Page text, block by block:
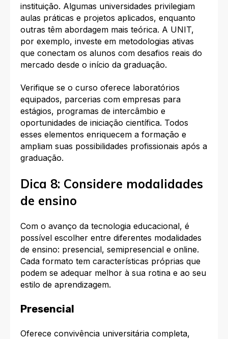
instituição. Algumas universidades privilegiam
aulas práticas e projetos aplicados, enquanto
outras têm abordagem mais teórica. A UNIT,
por exemplo, investe em metodologias ativas
que conectam os alunos com desafios reais do
mercado desde o início da graduação.
Verifique se o curso oferece laboratórios
equipados, parcerias com empresas para
estágios, programas de intercâmbio e
oportunidades de iniciação científica. Todos
esses elementos enriquecem a formação e
ampliam suas possibilidades profissionais após a
graduação.
Dica 8: Considere modalidades
de ensino
Com o avanço da tecnologia educacional, é
possível escolher entre diferentes modalidades
de ensino: presencial, semipresencial e online.
Cada formato tem características próprias que
podem se adequar melhor à sua rotina e ao seu
estilo de aprendizagem.
Presencial
Oferece convivência universitária completa,